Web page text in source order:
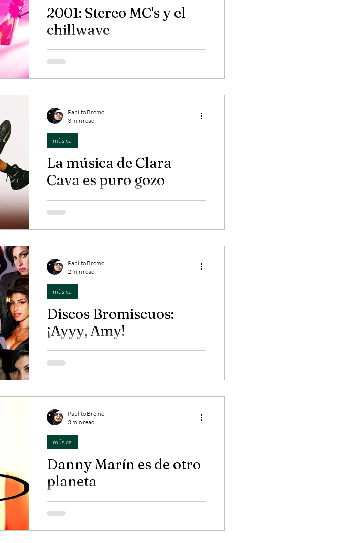
2001: Stereo MC's y el
chillwave
Con un sonido muy electrónico, Deep Down &
Dirty está lleno de funk, soul, gospel, lo fi, deep
La música de Clara
Cava es puro gozo
Esta argentina es un híbrido de géneros. Va
desde neo soul, reggae, trap, pop, hip hop a
música
Pablito Bromo
3 min read
Discos Bromiscuos:
¡Ayyy, Amy!
Back to black es uno de esos discos que
solamente te erizan la piel y llenan de música
música
Pablito Bromo
2 min read
Danny Marín es de otro
planeta
Su nueva rola viene acompañada de un buen
video que nos adelanta a los sonidos de sus
música
Pablito Bromo
3 min read